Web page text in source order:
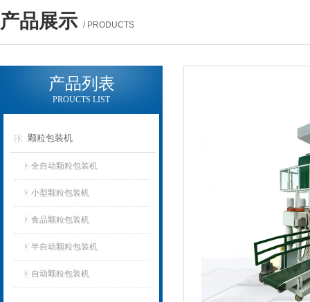
产品展示 / PRODUCTS
产品列表
PROUCTS LIST
颗粒包装机
全自动颗粒包装机
小型颗粒包装机
食品颗粒包装机
半自动颗粒包装机
自动颗粒包装机